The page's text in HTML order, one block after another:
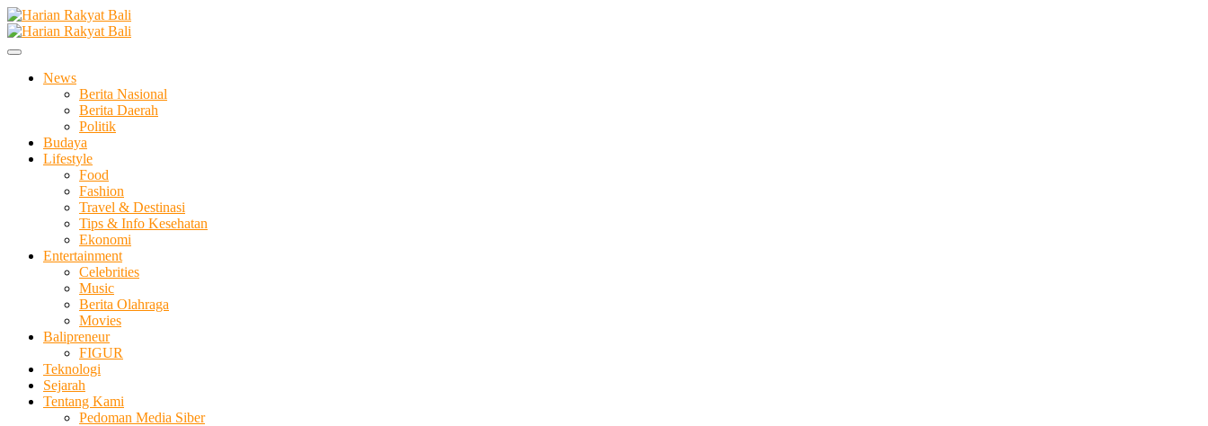
Skip
to
content
Harian Rakyat Bali
Membangun Semangat Kehidupan dan Berbangsa
News
Berita Nasional
Berita Daerah
Politik
Budaya
Lifestyle
Food
Fashion
Travel & Destinasi
Tips & Info Kesehatan
Ekonomi
Entertainment
Celebrities
Music
Berita Olahraga
Movies
Balipreneur
FIGUR
Teknologi
Sejarah
Tentang Kami
Pedoman Media Siber